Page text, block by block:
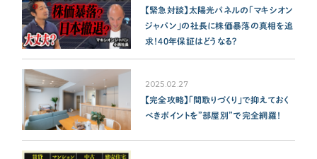
【緊急対談】太陽光パネルの「マキシオン
ジャパン」の社長に株価暴落の真相を追
求！40年保証はどうなる？
2025.02.27
【完全攻略】「間取りづくり」で抑えておく
べきポイントを”部屋別”で完全網羅！